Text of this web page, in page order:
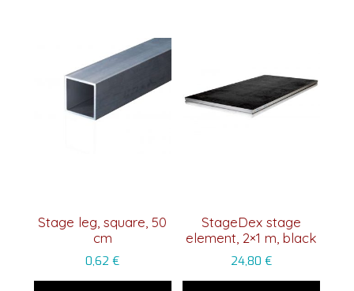
Stage leg, square, 50
cm
0,62€
StageDex stage
element, 2×1 m, black
24,80€